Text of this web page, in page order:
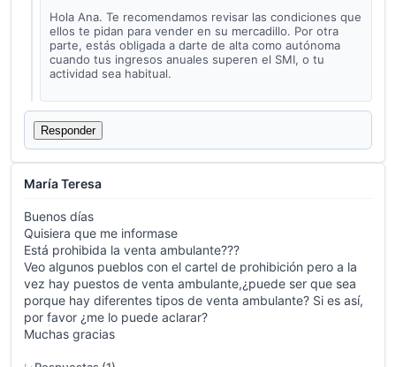
Hola Ana. Te recomendamos revisar las condiciones que
ellos te pidan para vender en su mercadillo. Por otra
parte, estás obligada a darte de alta como autónoma
cuando tus ingresos anuales superen el SMI, o tu
actividad sea habitual.
Responder
María Teresa
Buenos días
Quisiera que me informase
Está prohibida la venta ambulante???
Veo algunos pueblos con el cartel de prohibición pero a la
vez hay puestos de venta ambulante,¿puede ser que sea
porque hay diferentes tipos de venta ambulante? Si es así,
por favor ¿me lo puede aclarar?
Muchas gracias